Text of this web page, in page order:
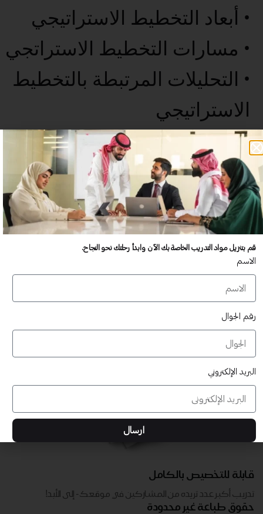
• أبعاد التخطيط الاستراتيجي
• مسارات التخطيط الاستراتجي
• التحليلات المرتبطة بالتخطيط
الاستراتيجي
• الخاتمة
عدد غير محدود من المستخدمين
تدريب أكبر عدد تريده من المشاركين في موقعك - ​​إلى الأبد!
لا توجد رسوم تجديد سنوية
تدريب أكبر عدد تريده من المشاركين في موقعك - ​​إلى الأبد!
قابلة للتخصيص بالكامل
تدريب أكبر عدد تريده من المشاركين في موقعك - ​​إلى الأبد!
حقوق طباعة غير محدودة
قم بتنزيل مواد التدريب الخاصة بك الآن وابدأ رحلتك نحو النجاح.
الاسم
رقم الجوال
البريد الإلكتروني
ارسال